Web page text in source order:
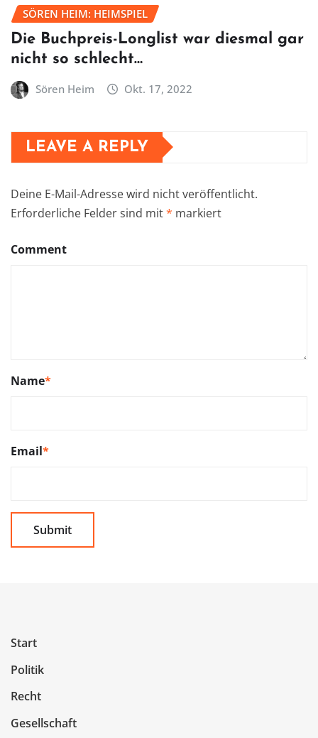
SÖREN HEIM: HEIMSPIEL
Die Buchpreis-Longlist war diesmal gar
nicht so schlecht…
Sören Heim Okt. 17, 2022
LEAVE A REPLY
Deine E-Mail-Adresse wird nicht veröffentlicht.
Erforderliche Felder sind mit* markiert
Comment
Name*
Email*
Start
Politik
Recht
Gesellschaft